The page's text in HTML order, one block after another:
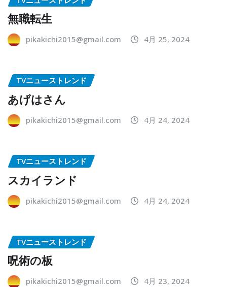
無職転生
pikakichi2015@gmail.com 4月 25, 2024
TVニューストレンド
あげはさん
pikakichi2015@gmail.com 4月 24, 2024
TVニューストレンド
スカイランド
pikakichi2015@gmail.com 4月 24, 2024
TVニューストレンド
呪術の板
pikakichi2015@gmail.com 4月 23, 2024